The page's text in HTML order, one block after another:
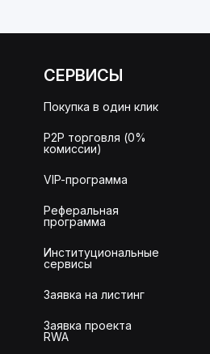
СЕРВИСЫ
Покупка в один клик
P2P торговля (0%
комиссии)
VIP-программа
Реферальная
программа
Институциональные
сервисы
Заявка на листинг
Заявка проекта
RWA